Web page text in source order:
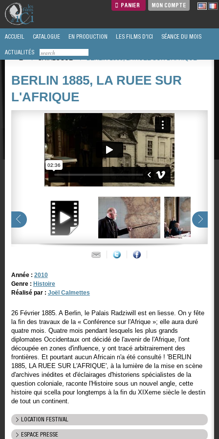
PANIER MON COMPTE
ACCUEIL CATALOGUE EN PRODUCTION LES FILMS D'ICI SÉANCE DU MOIS
ACTUALITÉS
/
CATALOGUE / BERLIN 1885, LA RUEE SUR L'AFRIQUE
BERLIN 1885, LA RUEE SUR
L'AFRIQUE
Année : 2010
Genre : Histoire
Réalisé par : Joël Calmettes
26 Février 1885. A Berlin, le Palais Radziwill est en liesse. On y fête
la fin des travaux de la « Conférence sur l'Afrique »; elle aura duré
quatre mois. Quatre mois pendant lesquels les plus grands
diplomates Occidentaux ont décidé de l'avenir de l'Afrique, l'ont
découpée en zones d'influence, y ont tracé arbitrairement des
frontières. Et pourtant aucun Africain n'a été consulté ! 'BERLIN
1885, LA RUEE SUR L'AFRIQUE', à la lumière de la mise en scène
d'archives inédites et d'éclairages d'historiens spécialistes de la
question coloniale, raconte l'Histoire sous un nouvel angle, cette
histoire qui scella pour longtemps à la fin du XIXeme siècle le destin
de tout un continent.
LOCATION FESTIVAL
ESPACE PRESSE